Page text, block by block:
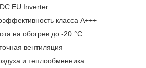
EU Inverter
класса А+++
на обогрев до -20 °С
вентиляция
и теплообменника